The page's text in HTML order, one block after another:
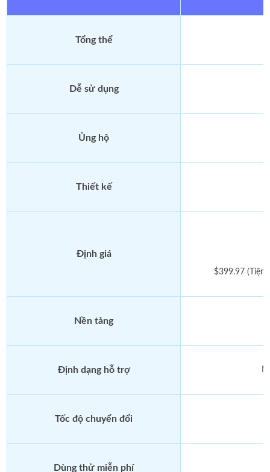
Tổng thể
Dễ sử dụng
Ủng hộ
Thiết kế
Định giá
$399.97 (Tiện
Nền tảng
Định dạng hỗ trợ
Tốc độ chuyển đổi
Dùng thử miễn phí